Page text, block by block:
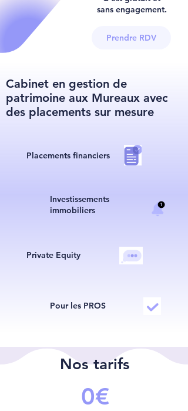
sans engagement.
Prendre RDV
Cabinet en gestion de
patrimoine aux Mureaux avec
des placements sur mesure
Placements financiers
Investissements
immobiliers
Private Equity
Pour les PROS
Nos tarifs
0€